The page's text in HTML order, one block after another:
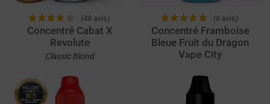
(48 avis)
Concentré Cabat X
Revolute
Classic Blond
(6 avis)
Concentré Framboise
Bleue Fruit du Dragon
Vape City